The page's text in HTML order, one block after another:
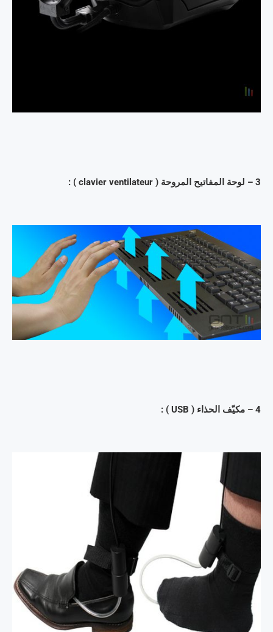
3 – لوحة المفاتيح المروحة ( clavier ventilateur ) :
4 – مكيّف الحذاء ( USB ) :